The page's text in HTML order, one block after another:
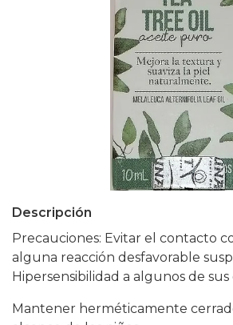
Descripción
Precauciones: Evitar el contacto
alguna reacción desfavorable
Hipersensibilidad a algunos de
Mantener herméticamente